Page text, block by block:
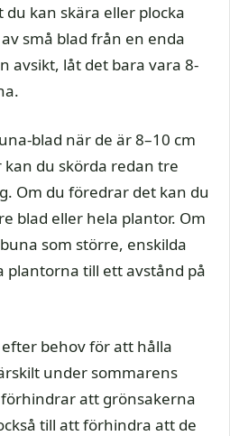
kan skära eller plocka
små blad från en enda
avsikt, låt det bara vara 8-
blad när de är 8–10 cm
du skörda redan tre
Om du föredrar det kan du
blad eller hela plantor. Om
som större, enskilda
plantorna till ett avstånd på
behov för att hålla
under sommarens
att grönsakerna
till att förhindra att de